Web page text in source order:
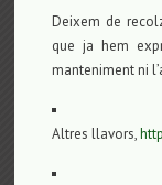
Deixem de
que ja hem
manteniment ni
Altres llavors,